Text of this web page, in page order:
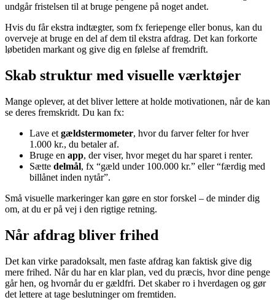
undgår fristelsen til at bruge pengene på noget andet.
Hvis du får ekstra indtægter, som fx feriepenge eller bonus, kan du
overveje at bruge en del af dem til ekstra afdrag. Det kan forkorte
løbetiden markant og give dig en følelse af fremdrift.
Skab struktur med visuelle værktøjer
Mange oplever, at det bliver lettere at holde motivationen, når de kan
se deres fremskridt. Du kan fx:
Lave et gældstermometer, hvor du farver felter for hver
1.000 kr., du betaler af.
Bruge en app, der viser, hvor meget du har sparet i renter.
Sætte delmål, fx “gæld under 100.000 kr.” eller “færdig med
billånet inden nytår”.
Små visuelle markeringer kan gøre en stor forskel – de minder dig
om, at du er på vej i den rigtige retning.
Når afdrag bliver frihed
Det kan virke paradoksalt, men faste afdrag kan faktisk give dig
mere frihed. Når du har en klar plan, ved du præcis, hvor dine penge
går hen, og hvornår du er gældfri. Det skaber ro i hverdagen og gør
det lettere at tage beslutninger om fremtiden.